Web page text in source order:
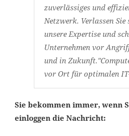
zuverlässiges und
Netzwerk. Verlassen Sie
unsere Expertise und
Unternehmen vor
und in
vor Ort für optimalen
Sie bekommen immer, wenn
einloggen die Nachricht: